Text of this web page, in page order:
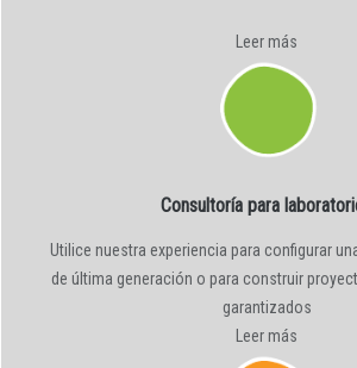
Leer más
Consultoría para
Utilice nuestra experiencia para configurar
de última generación o para construir
garantizados
Leer más